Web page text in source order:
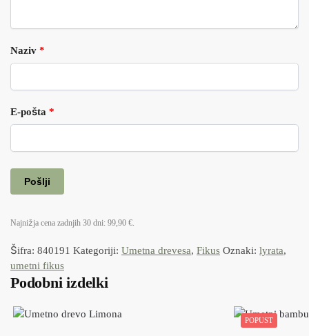
Naziv *
E-pošta *
Najnižja cena zadnjih 30 dni: 99,90 €.
Šifra: 840191 Kategoriji: Umetna drevesa, Fikus Oznaki: lyrata,
umetni fikus
Podobni izdelki
POPUST